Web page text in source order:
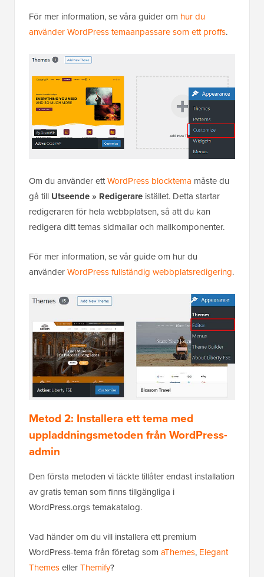
För mer information, se våra guider om hur du
använder WordPress temaanpassare som ett proffs.
Om du använder ettWordPress blocktema måste du
gå till Utseende » Redigerare istället. Detta startar
redigeraren för hela webbplatsen, så att du kan
redigera ditt temas sidmallar och mallkomponenter.
För mer information, se vår guide om hur du
använderWordPress fullständig webbplatsredigering.
Metod 2: Installera ett tema med
uppladdningsmetoden från WordPress-
admin
Den första metoden vi täckte tillåter endast installation
av gratis teman som finns tillgängliga i
WordPress.orgs temakatalog.
Vad händer om du vill installera ett premium
WordPress-tema från företag som aThemes, Elegant
ThemesellerThemify?